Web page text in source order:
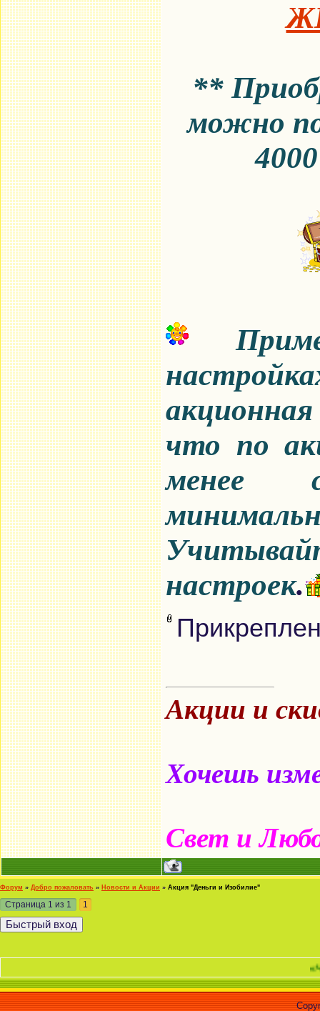
**
можно
что по
менее
настроек.
Акции и
Хочешь
Свет и
Форум » Добро пожаловать » Новости и Акции » Акция "Деньги и Изобилие"
Страница 1 из 1 1
«Человек